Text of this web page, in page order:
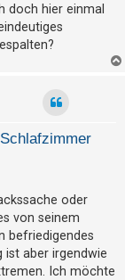
doch hier einmal
oder
von seinem
befriedigendes
ist aber irgendwie
Ich möchte